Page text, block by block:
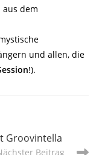
aus dem
und allen, die
!).
Groovintella
Beitrag